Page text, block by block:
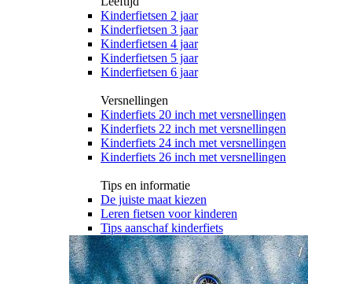
Kinderfietsen 2 jaar
Kinderfietsen 3 jaar
Kinderfietsen 4 jaar
Kinderfietsen 5 jaar
Kinderfietsen 6 jaar
Versnellingen
Kinderfiets 20 inch met versnellingen
Kinderfiets 22 inch met versnellingen
Kinderfiets 24 inch met versnellingen
Kinderfiets 26 inch met versnellingen
Tips en informatie
De juiste maat kiezen
Leren fietsen voor kinderen
Tips aanschaf kinderfiets